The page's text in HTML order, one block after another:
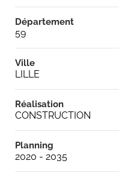
Département
59
Ville
LILLE
Réalisation
CONSTRUCTION
Planning
2020 - 2035